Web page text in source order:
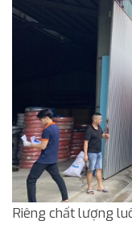
Riêng chất lượng